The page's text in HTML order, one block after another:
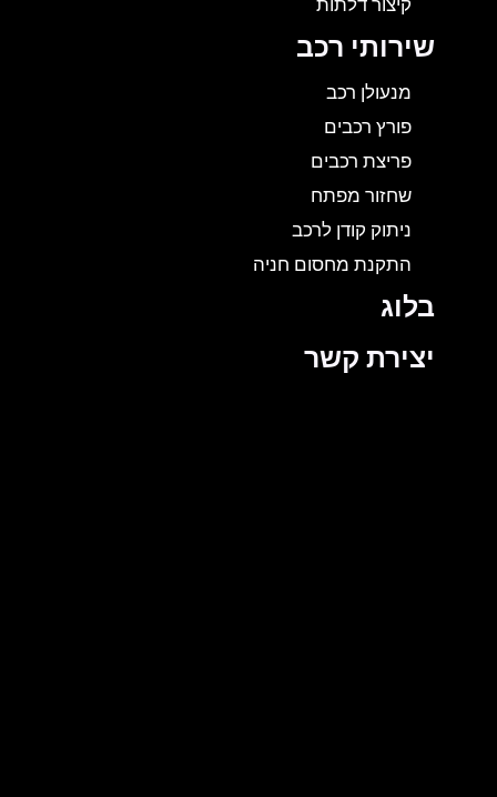
שירותי רכב
מנעולן רכב
פורץ רכבים
פריצת רכבים
שחזור מפתח
ניתוק קודן לרכב
התקנת מחסום חניה
בלוג
יצירת קשר